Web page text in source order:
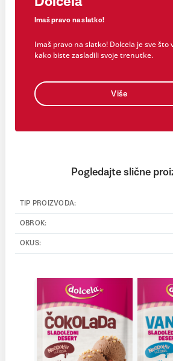
Imaš pravo na slatko!
Imaš pravo na slatko! Dolcela je sve što
kako biste zasladili svoje trenutke.
Više
Pogledajte slične
TIP PROIZVODA:
OBROK:
OKUS: